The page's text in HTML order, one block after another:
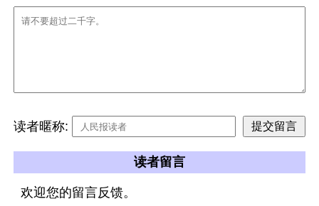
读者暱称:
读者留言
欢迎您的留言反馈。